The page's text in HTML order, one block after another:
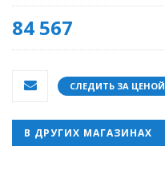
84 567
СЛЕДИТЬ ЗА ЦЕНОЙ
В ДРУГИХ МАГАЗИНАХ